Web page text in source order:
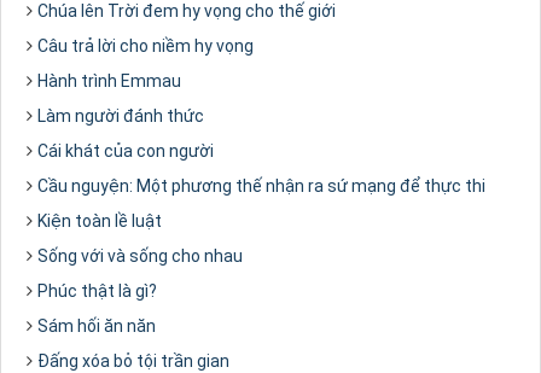
Chúa lên Trời đem hy vọng cho thế giới
Câu trả lời cho niềm hy vọng
Hành trình Emmau
Làm người đánh thức
Cái khát của con người
Cầu nguyện: Một phương thế nhận ra sứ mạng để thực thi
Kiện toàn lề luật
Sống với và sống cho nhau
Phúc thật là gì?
Sám hối ăn năn
Đấng xóa bỏ tội trần gian